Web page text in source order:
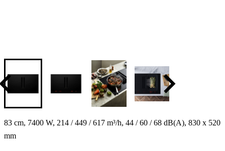
83 cm, 7400 W, 214 / 449 / 617 m³/h, 44 / 60 / 68 dB(A), 830 x 520
mm